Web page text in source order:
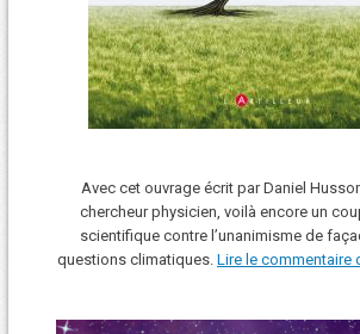
Avec cet ouvrage écrit par Daniel
chercheur physicien, voilà encore un
scientifique contre l’unanimisme de
questions climatiques. Lire le commentaire